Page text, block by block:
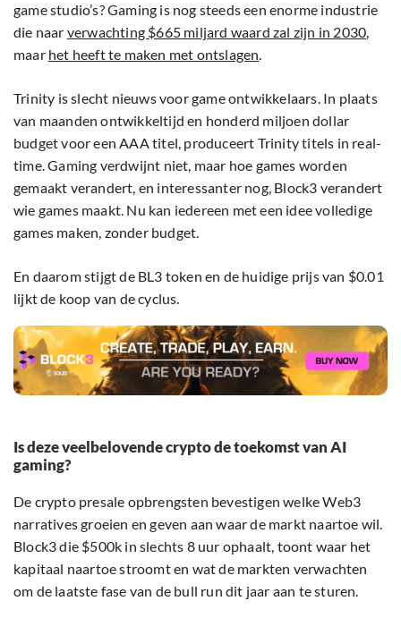
game studio’s? Gaming is nog steeds een enorme industrie
die naar verwachting $665 miljard waard zal zijn in 2030,
maar het heeft te maken met ontslagen.
Trinity is slecht nieuws voor game ontwikkelaars. In plaats
van maanden ontwikkeltijd en honderd miljoen dollar
budget voor een AAA titel, produceert Trinity titels in real-
time. Gaming verdwijnt niet, maar hoe games worden
gemaakt verandert, en interessanter nog, Block3 verandert
wie games maakt. Nu kan iedereen met een idee volledige
games maken, zonder budget.
En daarom stijgt de BL3 token en de huidige prijs van $0.01
lijkt de koop van de cyclus.
Is deze veelbelovende crypto de toekomst van AI
gaming?
De crypto presale opbrengsten bevestigen welke Web3
narratives groeien en geven aan waar de markt naartoe wil.
Block3 die $500k in slechts 8 uur ophaalt, toont waar het
kapitaal naartoe stroomt en wat de markten verwachten
om de laatste fase van de bull run dit jaar aan te sturen.